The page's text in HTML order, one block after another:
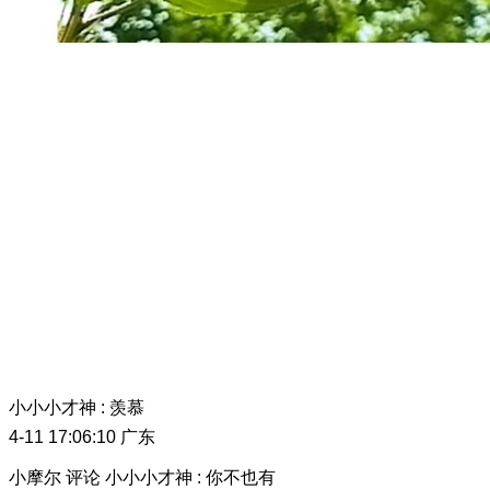
小小小才神 : 羡慕
4-11 17:06:10 广东
小摩尔 评论 小小小才神 : 你不也有